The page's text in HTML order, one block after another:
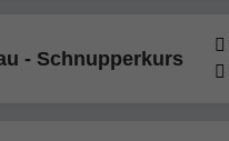
- Schnupperkurs